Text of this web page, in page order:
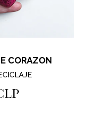
CORAZON